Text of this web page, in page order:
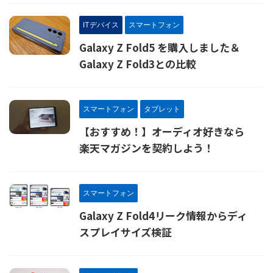
ITデバイス スマートフォン
Galaxy Z Fold5 を購入しました＆
Galaxy Z Fold3との比較
スマートフォン タブレット
【おすすめ！】オーディオ好きなら
楽天マガジンを契約しよう！
スマートフォン
Galaxy Z Fold4リーク情報からディ
スプレイサイズ検証